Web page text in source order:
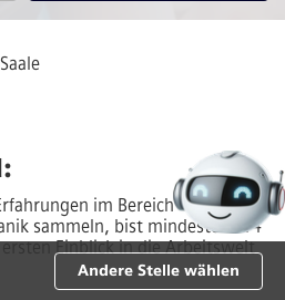
im Bereich
sammeln, bist mindestens 14
Einblick in die Arbeitswelt
Andere Stelle wählen